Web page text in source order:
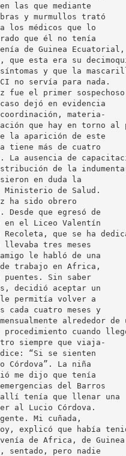
las que mediante
y murmullos trató
los médicos que lo
que él no tenía
de Guinea
que esta era su
y que la
no servía para nada.
fue el primer
dejó en evidencia
materia-
que hay en torno al
la aparición de este
tiene más de cuatro
La ausencia de
de la
en duda la
Ministerio de Salud.
ha sido obrero
Desde que egresó de
en el Liceo Valentín
que se ha
llevaba tres meses
le habló de una
trabajo en Africa,
puentes. Sin saber
decidió aceptar un
permitía volver a
cada cuatro meses y
alrededor
procedimiento cuando
siempre que viaja-
dice: “Si se sienten
Córdova”. La niña
me dijo que tenía
del Barros
allí tenía que llenar una
al Lucio Córdova.
Mi cuñada,
explicó que había
de Africa, de
sentado, pero nadie